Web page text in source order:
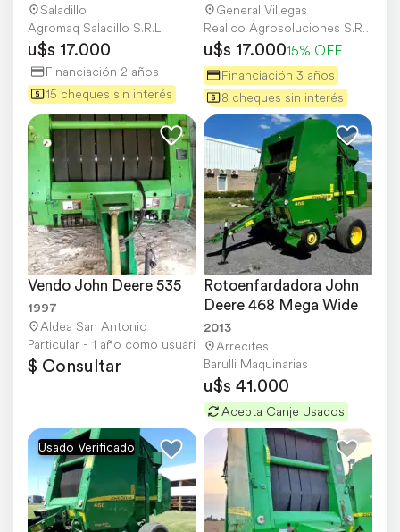
Saladillo
Agromaq Saladillo S.R.L.
u$s 17.000
Financiación 2 años
15 cheques sin interés
General Villegas
Realico Agrosoluciones S.R.L.
u$s 17.00015% OFF
Financiación 3 años
8 cheques sin interés
Vendo John Deere 535
1997
Aldea San Antonio
Particular - 1 año como usuario
$ Consultar
Rotoenfardadora John
Deere 468 Mega Wide
2013
Arrecifes
Barulli Maquinarias
u$s 41.000
Acepta Canje Usados
Usado Verificado